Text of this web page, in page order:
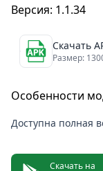
арены
где каждый
значение.
Главное, что
выбираете
Версия: 1.1.34
Скачать
Размер:
Особенности
Доступна полная
Скачать на